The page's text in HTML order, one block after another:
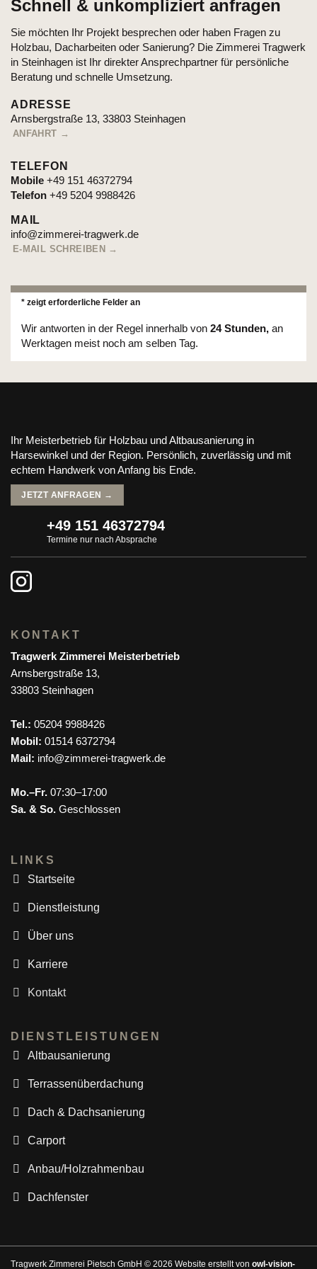
Schnell & unkompliziert anfragen
Sie möchten Ihr Projekt besprechen oder haben Fragen zu
Holzbau, Dacharbeiten oder Sanierung? Die Zimmerei Tragwerk
in Steinhagen ist Ihr direkter Ansprechpartner für persönliche
Beratung und schnelle Umsetzung.
ADRESSE
Arnsbergstraße 13, 33803 Steinhagen
ANFAHRT →
TELEFON
Mobile +49 151 46372794
Telefon +49 5204 9988426
MAIL
info@zimmerei-tragwerk.de
E-MAIL SCHREIBEN →
* zeigt erforderliche Felder an
Wir antworten in der Regel innerhalb von 24 Stunden, an
Werktagen meist noch am selben Tag.
Ihr Meisterbetrieb für Holzbau und Altbausanierung in
Harsewinkel und der Region. Persönlich, zuverlässig und mit
echtem Handwerk von Anfang bis Ende.
JETZT ANFRAGEN →
+49 151 46372794
Termine nur nach Absprache
KONTAKT
Tragwerk Zimmerei Meisterbetrieb
Arnsbergstraße 13,
33803 Steinhagen
Tel.: 05204 9988426
Mobil: 01514 6372794
Mail: info@zimmerei-tragwerk.de
Mo.–Fr. 07:30–17:00
Sa. & So. Geschlossen
LINKS
Startseite
Dienstleistung
Über uns
Karriere
Kontakt
DIENSTLEISTUNGEN
Altbausanierung
Terrassenüberdachung
Dach & Dachsanierung
Carport
Anbau/Holzrahmenbau
Dachfenster
Tragwerk Zimmerei Pietsch GmbH © 2026 Website erstellt von owl-vision-